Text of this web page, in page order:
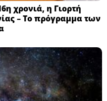
χρονιά, η Γιορτή
– Το πρόγραμμα των